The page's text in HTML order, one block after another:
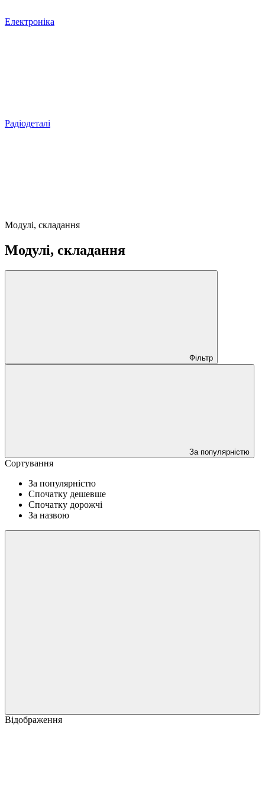
Електроніка
Радіодеталі
Модулі, складання
Модулі, складання
Фільтр
За популярністю
Сортування
За популярністю
Спочатку дешевше
Спочатку дорожчі
За назвою
Відображення